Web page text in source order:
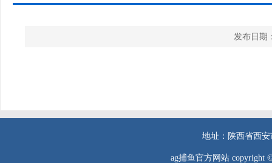
发布日
地址：陕西省西
ag捕鱼官方网站